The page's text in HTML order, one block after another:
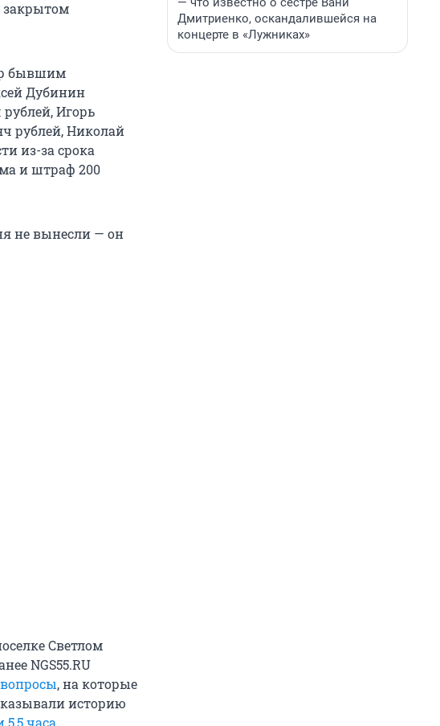
закрытом
бывшим
Дубинин
Игорь
рублей, Николай
из-за срока
и штраф 200
не вынесли — он
Светлом
NGS55.RU
, на которые
историю
часа
Дмитриенко, оскандалившейся на
концерте в «Лужниках»